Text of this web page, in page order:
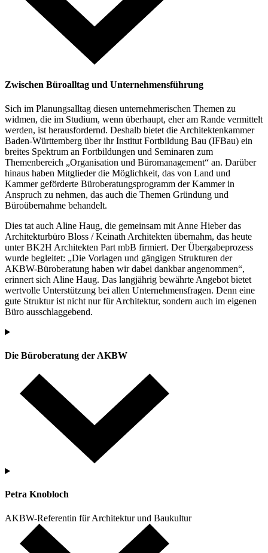
Zwischen Büroalltag und Unternehmensführung
Sich im Planungsalltag diesen unternehmerischen Themen zu
widmen, die im Studium, wenn überhaupt, eher am Rande vermittelt
werden, ist herausfordernd. Deshalb bietet die Architektenkammer
Baden-Württemberg über ihr Institut Fortbildung Bau (IFBau) ein
breites Spektrum an Fortbildungen und Seminaren zum
Themenbereich „Organisation und Büromanagement“ an. Darüber
hinaus haben Mitglieder die Möglichkeit, das von Land und
Kammer geförderte Büroberatungsprogramm der Kammer in
Anspruch zu nehmen, das auch die Themen Gründung und
Büroübernahme behandelt.
Dies tat auch Aline Haug, die gemeinsam mit Anne Hieber das
Architekturbüro Bloss / Keinath Architekten übernahm, das heute
unter BK2H Architekten Part mbB firmiert. Der Übergabeprozess
wurde begleitet: „Die Vorlagen und gängigen Strukturen der
AKBW-Büroberatung haben wir dabei dankbar angenommen“,
erinnert sich Aline Haug. Das langjährig bewährte Angebot bietet
wertvolle Unterstützung bei allen Unternehmensfragen. Denn eine
gute Struktur ist nicht nur für Architektur, sondern auch im eigenen
Büro ausschlaggebend.
Die Büroberatung der AKBW
Petra Knobloch
AKBW-Referentin für Architektur und Baukultur